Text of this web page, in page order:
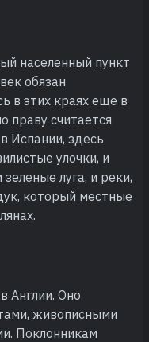
населенный пункт
обязан
в этих краях еще в
праву считается
Испании, здесь
улочки, и
луга, и реки,
который местные
Англии. Оно
живописными
Поклонникам